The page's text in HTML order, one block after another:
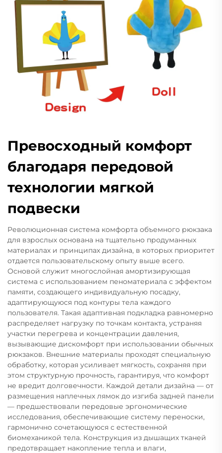
Превосходный комфорт
благодаря передовой
технологии мягкой
подвески
Революционная система комфорта объемного рюкзака
для взрослых основана на тщательно продуманных
материалах и принципах дизайна, в которых приоритет
отдается пользовательскому опыту выше всего.
Основой служит многослойная амортизирующая
система с использованием пеноматериала с эффектом
памяти, создающего индивидуальную посадку,
адаптирующуюся под контуры тела каждого
пользователя. Такая адаптивная подкладка равномерно
распределяет нагрузку по точкам контакта, устраняя
участки перегрева и концентрации давления,
вызывающие дискомфорт при использовании обычных
рюкзаков. Внешние материалы проходят специальную
обработку, которая усиливает мягкость, сохраняя при
этом структурную прочность, гарантируя, что комфорт
не вредит долговечности. Каждой детали дизайна — от
размещения наплечных лямок до изгиба задней панели
— предшествовали передовые эргономические
исследования, обеспечивающие систему переноски,
гармонично сочетающуюся с естественной
биомеханикой тела. Конструкция из дышащих тканей
предотвращает накопление тепла и влаги,